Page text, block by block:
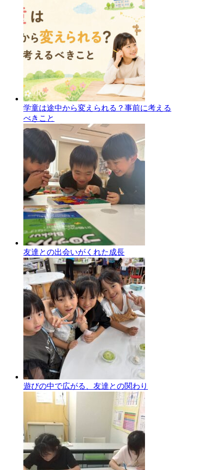
学童は途中から変えられる？事前に考える
べきこと
友達との出会いがくれた成長
遊びの中で広がる、友達との関わり